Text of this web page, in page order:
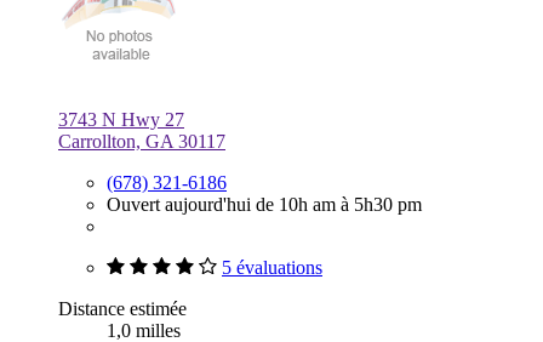
3743 N Hwy 27
Carrollton, GA 30117
(678) 321-6186
Ouvert aujourd'hui de 10h am à 5h30 pm
5 évaluations
Distance estimée
1,0 milles